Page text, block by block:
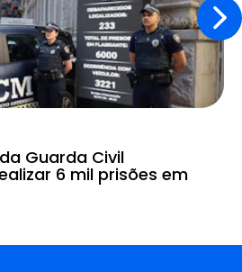
Guarda Civil
6 mil prisões em